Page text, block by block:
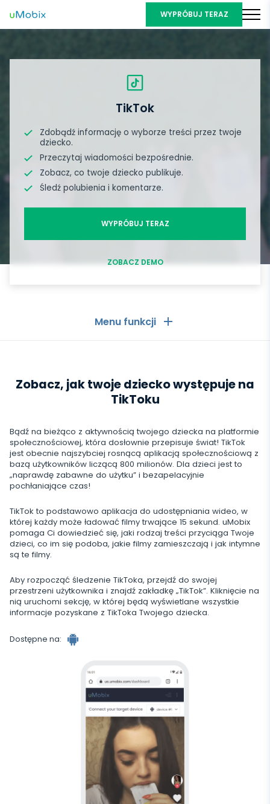
WYPRÓBUJ TERAZ
TikTok
Zdobądź informację o wyborze treści przez twoje
dziecko.
Przeczytaj wiadomości bezpośrednie.
Zobacz, co twoje dziecko publikuje.
Śledź polubienia i komentarze.
WYPRÓBUJ TERAZ
ZOBACZ DEMO
Menu funkcji
Dzienniki połączeń
Wiadomości tekstowe
Lokalizacja GPS
Keylogger
Powiadomienia
Informacje o urządzeniu
Aplikacje komunikacyjne
WhatsApp
Messenger Facebooka
Zoom
Viber
Telegram
Skype
Kik
Line
Media społecznościowe
Media społecznościowe
Facebook
Snapchat
Tik Tok
Tinder
Media
Śledzenie zdjęć i wideo
Internet
Historia przeglądarki
ZAMKNIJ
Zobacz, jak twoje dziecko występuje na
TikToku
Bądź na bieżąco z aktywnością twojego dziecka na platformie
społecznościowej, która dosłownie przepisuje świat! TikTok
jest obecnie najszybciej rosnącą aplikacją społecznościową z
bazą użytkowników liczącą 800 milionów. Dla dzieci jest to
„naprawdę zabawne do użytku” i bezapelacyjnie
pochłaniające czas!
TikTok to podstawowo aplikacja do udostępniania wideo, w
której każdy może ładować filmy trwające 15 sekund. uMobix
pomaga Ci dowiedzieć się, jaki rodzaj treści przyciąga Twoje
dzieci, co im się podoba, jakie filmy zamieszczają i jak intymne
są te filmy.
Aby rozpocząć śledzenie TikToka, przejdź do swojej
przestrzeni użytkownika i znajdź zakładkę „TikTok”. Kliknięcie na
nią uruchomi sekcję, w której będą wyświetlane wszystkie
informacje pozyskane z TikToka Twojego dziecka.
Dostępne na: